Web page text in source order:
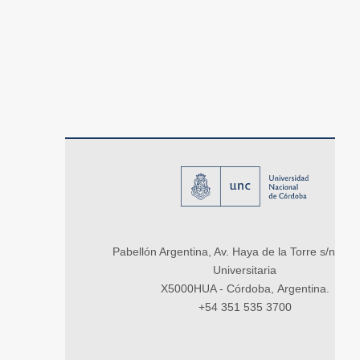
Pabellón Argentina, Av. Haya de la Torre s/n,
Universitaria
X5000HUA - Córdoba, Argentina.
+54 351 535 3700